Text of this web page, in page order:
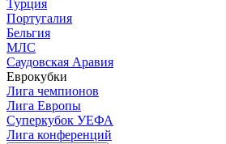
Турция
Португалия
Бельгия
МЛС
Саудовская Аравия
Еврокубки
Лига чемпионов
Лига Европы
Суперкубок УЕФА
Лига конференций